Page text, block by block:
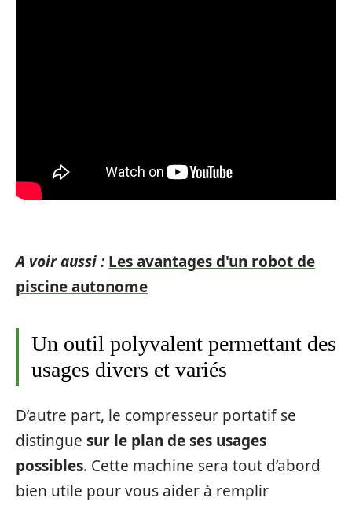
A voir aussi : Les avantages d'un robot de
piscine autonome
Un outil polyvalent permettant des
usages divers et variés
D’autre part, le compresseur portatif se
distingue sur le plan de ses usages
possibles. Cette machine sera tout d’abord
bien utile pour vous aider à remplir